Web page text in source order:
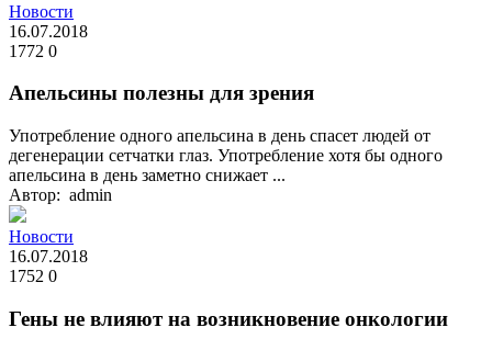
Новости
16.07.2018
1772 0
Апельсины полезны для зрения
Употребление одного апельсина в день спасет людей от
дегенерации сетчатки глаз. Употребление хотя бы одного
апельсина в день заметно снижает ...
Автор: admin
Новости
16.07.2018
1752 0
Гены не влияют на возникновение онкологии